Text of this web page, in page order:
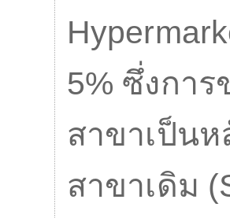
5% ซึ่งการ
สาขาเป็น
สาขาเดิม (